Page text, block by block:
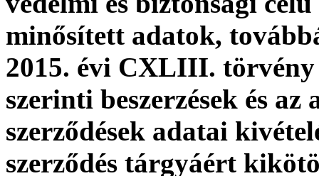
minősített adatok,
2015. évi CXLIII. törvény
szerinti beszerzések és
szerződések adatai
szerződés tárgyáért